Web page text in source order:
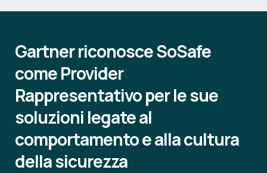
Gartner riconosce SoSafe
come Provider
Rappresentativo per le sue
soluzioni legate al
comportamento e alla cultura
della sicurezza